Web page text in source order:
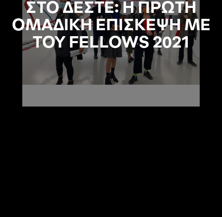
ΣΤΟ ΔΕΣΤΕ: Η ΠΡΩΤΗ
ΟΜΑΔΙΚΗ ΕΠΙΣΚΕΨΗ ΜΕ
ΤΟΥ FELLOWS 2021